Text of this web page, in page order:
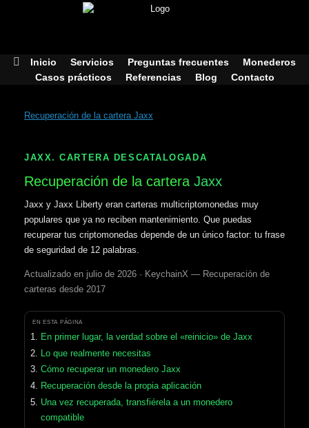
Inicio Servicios Preguntas frecuentes
Monederos
Casos prácticos
Referencias Blog Contacto
Recuperación de la cartera Jaxx
JAXX. CARTERA DESCATALOGADA
Recuperación de la cartera Jaxx
Jaxx y Jaxx Liberty eran carteras multicriptomonedas muy
populares que ya no reciben mantenimiento. Que puedas
recuperar tus criptomonedas depende de un único factor: tu frase
de seguridad de 12 palabras.
Actualizado en julio de 2026 · KeychainX — Recuperación de
carteras desde 2017
EN ESTA PÁGINA
En primer lugar, la verdad sobre el «reinicio» de Jaxx
Lo que realmente necesitas
Cómo recuperar un monedero Jaxx
Recuperación desde la propia aplicación
Una vez recuperada, transfiérela a un monedero
compatible